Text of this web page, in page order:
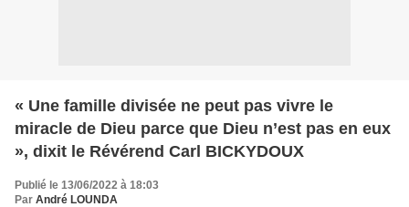
« Une famille divisée ne peut pas vivre le
miracle de Dieu parce que Dieu n’est pas en eux
», dixit le Révérend Carl BICKYDOUX
Publié le 13/06/2022 à 18:03
Par André LOUNDA